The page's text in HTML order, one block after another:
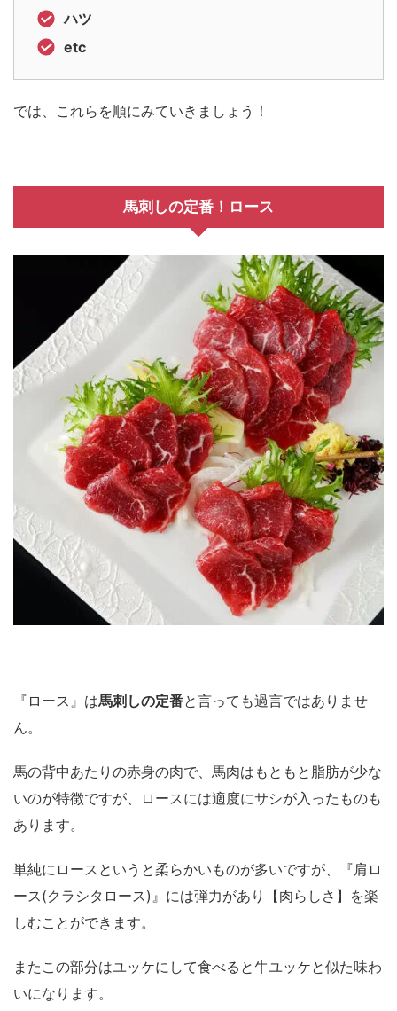
ハツ
etc
では、これらを順にみていきましょう！
馬刺しの定番！ロース
『ロース』は馬刺しの定番と言っても過言ではありませ
ん。
馬の背中あたりの赤身の肉で、馬肉はもともと脂肪が少な
いのが特徴ですが、ロースには適度にサシが入ったものも
あります。
単純にロースというと柔らかいものが多いですが、『肩ロ
ース(クラシタロース)』には弾力があり【肉らしさ】を楽
しむことができます。
またこの部分はユッケにして食べると牛ユッケと似た味わ
いになります。